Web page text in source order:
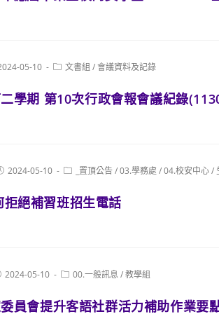
05-10
Post文書組 /會議資料及記錄
學期 第10次行政會報會議紀錄
2024-05-10
Post _置頂公告/03.學務處 /04.校安中心/
拒絕補習班招生電話
2024-05-10
Post00.一般訊息 /教學組
員會提升客語社群活力補助作業要